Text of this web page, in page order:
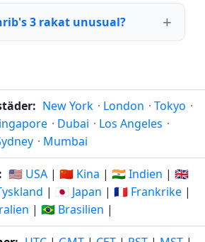
3 rakat unusual?
New York · London · Tokyo ·
· Dubai · Los Angeles ·
· Mumbai
🇺🇸 USA | 🇨🇳 Kina | 🇮🇳 Indien | 🇬🇧
| 🇯🇵 Japan | 🇫🇷 Frankrike |
| 🇧🇷 Brasilien |